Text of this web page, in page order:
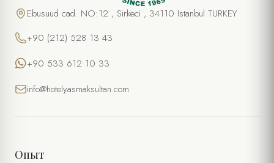
Ebusuud cad. NO:12 , Sirkeci , 34110 Istanbul TURKEY
+90 (212) 528 13 43
+90 533 612 10 33
info@hotelyasmaksultan.com
Опыт